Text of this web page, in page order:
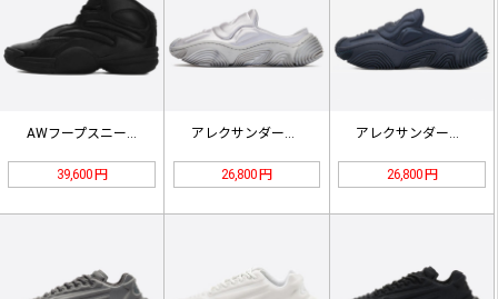
AWフープスニーカー レザーブラック…
39,600 円
アレクサンダー・ワンヴォルテックスミ…
26,800 円
アレクサンダー・ワンヴォルテックスミ…
26,800 円